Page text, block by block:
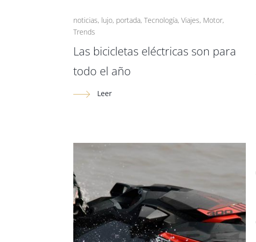
noticias, lujo, portada,Tecnología,Viajes, Motor,
Trends
Las bicicletas eléctricas son para
todo el año
Leer